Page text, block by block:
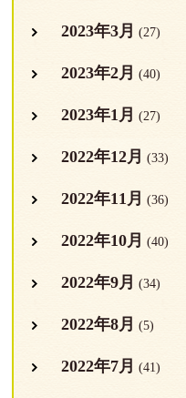
2023年3月 (27)
2023年2月 (40)
2023年1月 (27)
2022年12月 (33)
2022年11月 (36)
2022年10月 (40)
2022年9月 (34)
2022年8月 (5)
2022年7月 (41)